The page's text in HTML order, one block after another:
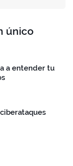
único
a entender tu